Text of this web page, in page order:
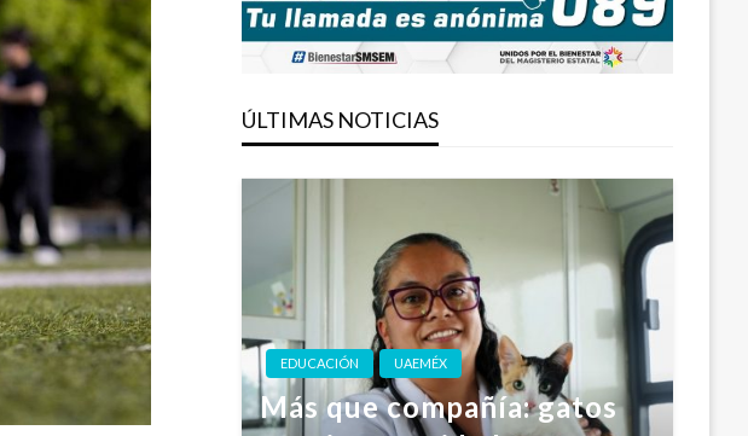
ÚLTIMAS NOTICIAS
EDUCACIÓN UAEMÉX
Más que compañía: gatos